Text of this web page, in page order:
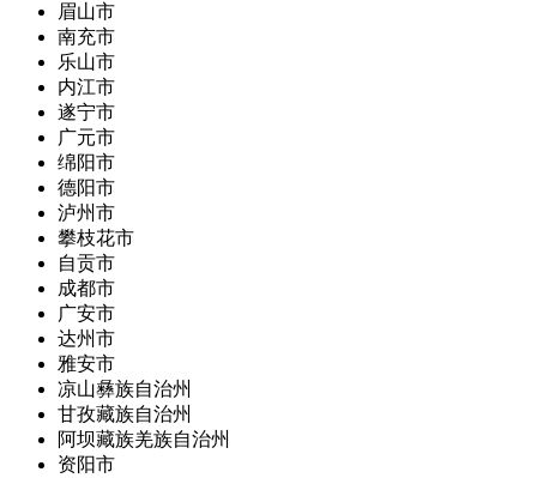
眉山市
南充市
乐山市
内江市
遂宁市
广元市
绵阳市
德阳市
泸州市
攀枝花市
自贡市
成都市
广安市
达州市
雅安市
凉山彝族自治州
甘孜藏族自治州
阿坝藏族羌族自治州
资阳市